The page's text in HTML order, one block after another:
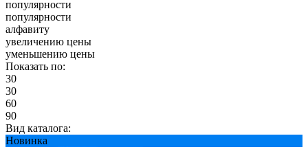
популярности
популярности
алфавиту
увеличению цены
уменьшению цены
Показать по:
30
30
60
90
Вид каталога:
Новинка